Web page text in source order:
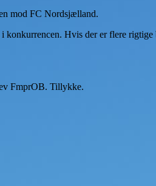
mod FC Nordsjælland.
konkurrencen. Hvis der er flere
FmprOB. Tillykke.